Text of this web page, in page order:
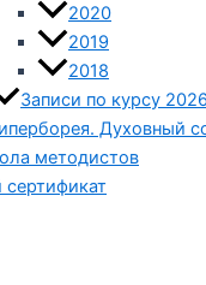
2020
2019
2018
Записи по курсу
Духовный
методистов